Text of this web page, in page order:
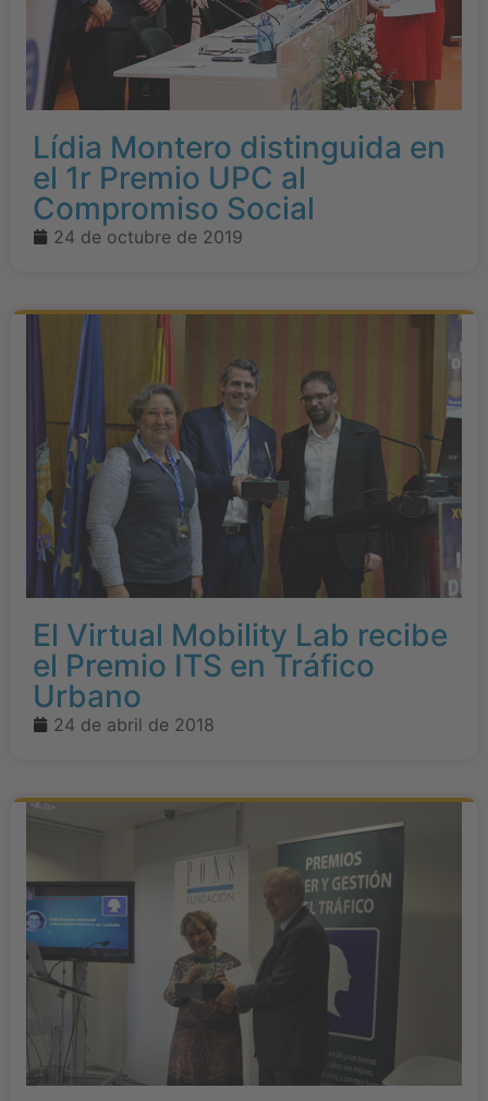
Lídia Montero distinguida en
el 1r Premio UPC al
Compromiso Social
24 de octubre de 2019
El Virtual Mobility Lab recibe
el Premio ITS en Tráfico
Urbano
24 de abril de 2018